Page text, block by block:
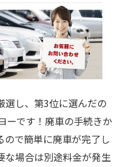
選し、第3位に選んだの
ーです！廃車の手続きか
で簡単に廃車が完了し
な場合は別途料金が発生